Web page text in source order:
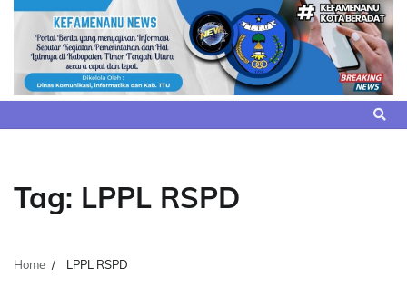
Skip
content
Tag: LPPL RSPD
Home LPPL RSPD